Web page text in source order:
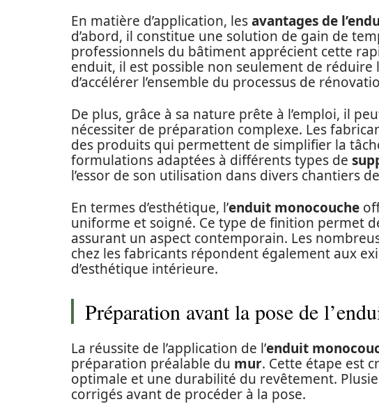
En matière d’application, lesavantages de
d’abord, il constitue une solution de gain de
professionnels du bâtiment apprécient cette
enduit, il est possible non seulement de réduire
d’accélérer l’ensemble du processus de
De plus, grâce à sa nature prête à l’emploi, il
nécessiter de préparation complexe. Les
des produits qui permettent de simplifier la
formulations adaptées à différents types de
l’essor de son utilisation dans divers chantiers
En termes d’esthétique, l’enduit monocouche
uniforme et soigné. Ce type de finition permet
assurant un aspect contemporain. Les
chez les fabricants répondent également aux
d’esthétique intérieure.
Préparation avant la pose de
La réussite de l’application de l’enduit
préparation préalable du mur. Cette étape est
optimale et une durabilité du revêtement.
corrigés avant de procéder à la pose.